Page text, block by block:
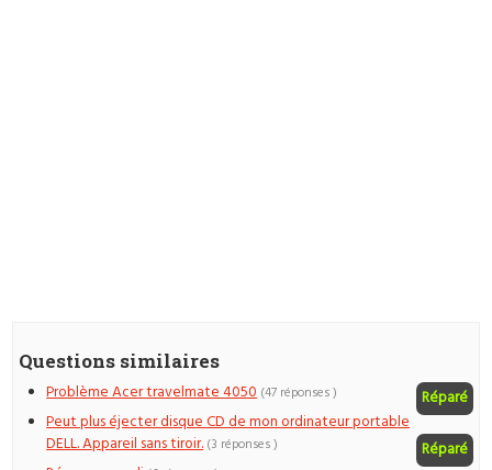
Questions similaires
Problème Acer travelmate 4050 Réparé
(47 réponses )
Peut plus éjecter disque CD de mon ordinateur portable
DELL. Appareil sans tiroir.
Réparé
(3 réponses )